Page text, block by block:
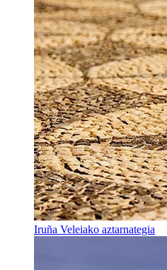
Iruña Veleiako aztarnategia